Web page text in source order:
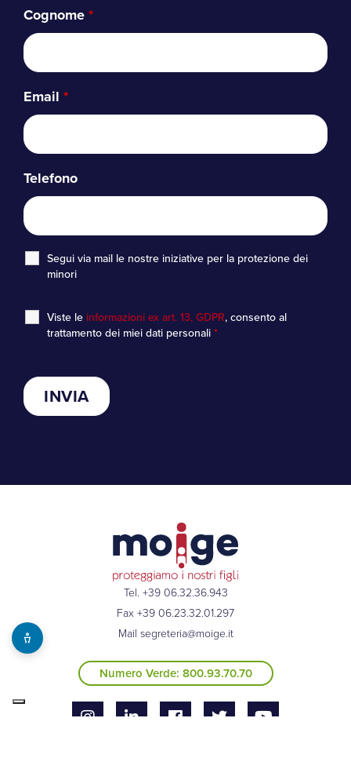
Cognome*
Email *
Telefono
Segui via mail le nostre iniziative per la protezione dei
minori
Viste le informazioni ex art. 13, GDPR, consento al
trattamento dei miei dati personali*
Tel. +39 06.32.36.943
Fax +39 06.23.32.01.297
Mail segreteria@moige.it
Numero Verde: 800.93.70.70